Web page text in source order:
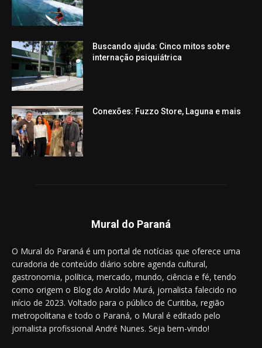
Buscando ajuda: Cinco mitos sobre
internação psiquiátrica
Conexões: Fuzzo Store, Laguna e mais
Mural do Paraná
O Mural do Paraná é um portal de notícias que oferece uma
curadoria de conteúdo diário sobre agenda cultural,
gastronomia, política, mercado, mundo, ciência e fé, tendo
como origem o Blog do Aroldo Murá, jornalista falecido no
início de 2023. Voltado para o público de Curitiba, região
metropolitana e todo o Paraná, o Mural é editado pelo
jornalista profissional André Nunes. Seja bem-vindo!